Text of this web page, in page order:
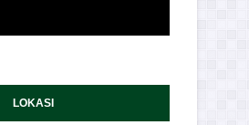
LOKASI